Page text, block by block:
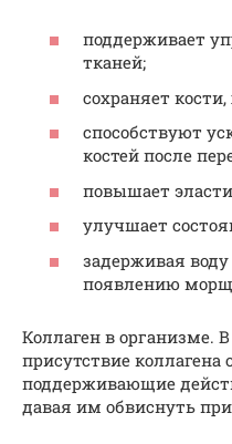
поддерживает
тканей;
сохраняет
способствуют
костей после
повышает
улучшает
задерживая воду
появлению
Коллаген в организме.
присутствие
поддерживающие
давая им обвиснуть при